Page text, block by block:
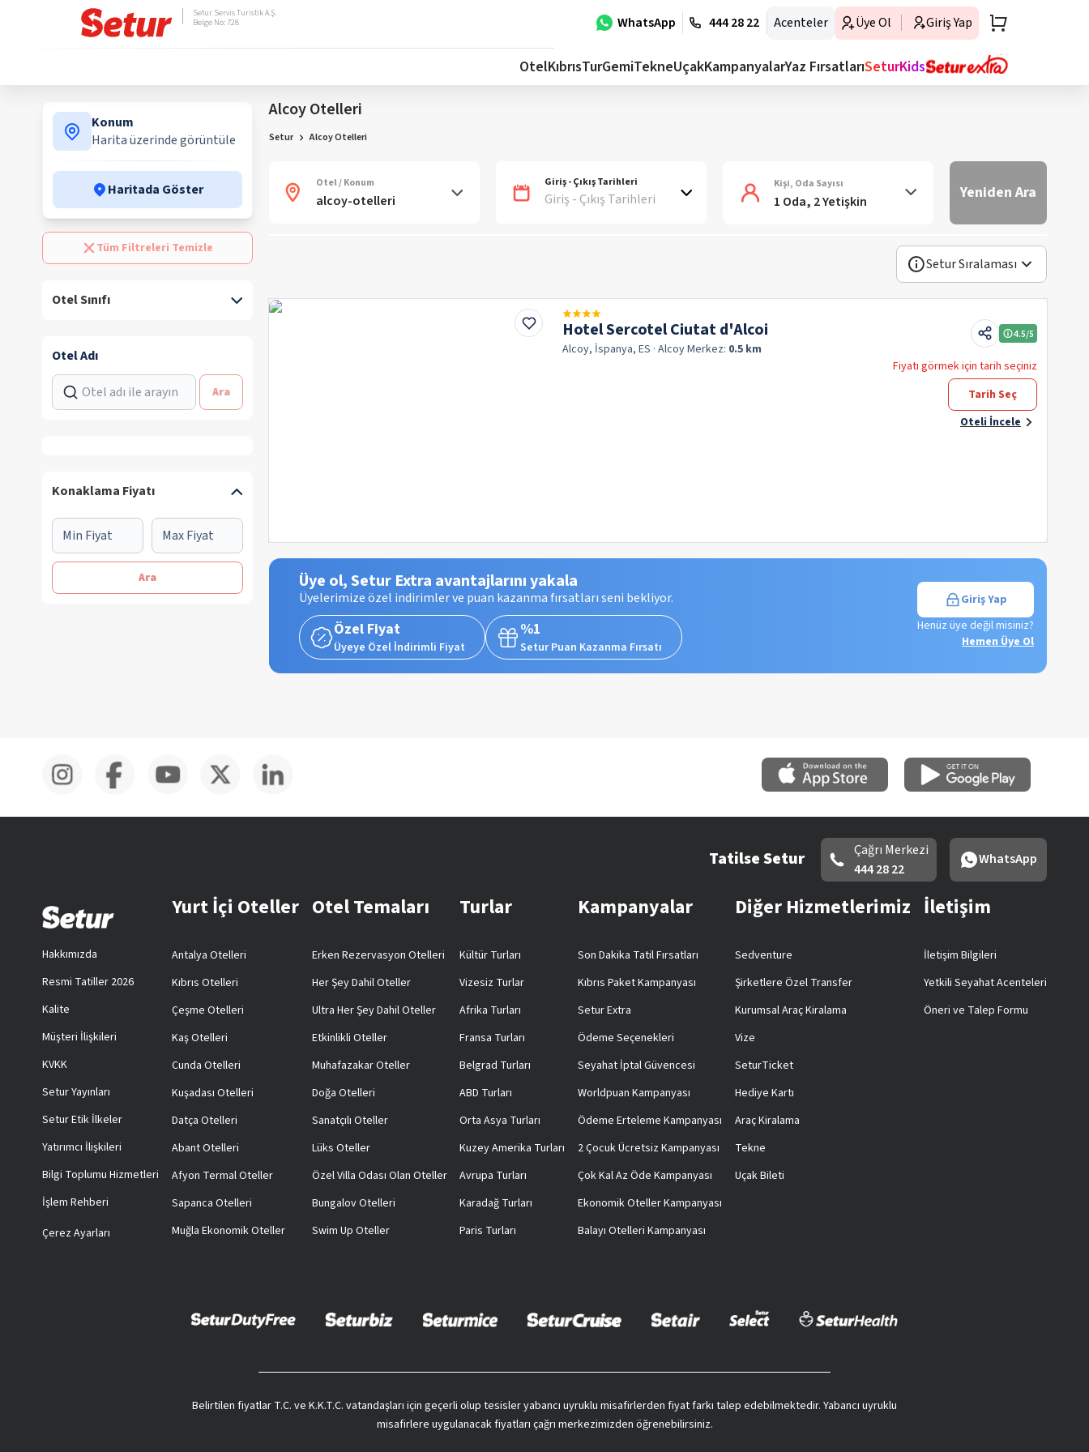
WhatsApp 444 28 22 Acenteler Üye Ol Giriş Yap
Setur Servis Turistik A.Ş.
Belge No: 728
OtelKıbrısTurGemiTekneUçakKampanyalarYaz FırsatlarıSeturKids
Konum
Harita üzerinde görüntüle
Haritada Göster
Tüm Filtreleri Temizle
Otel Sınıfı
Otel Adı
Ara
Konaklama Fiyatı
Ara
Alcoy Otelleri
Setur Alcoy Otelleri
Otel / Konum Giriş - Çıkış Tarihleri
Giriş - Çıkış Tarihleri
Kişi, Oda Sayısı
1 Oda, 2 Yetişkin Yeniden Ara
Setur Sıralaması
Hotel Sercotel Ciutat d'Alcoi
Alcoy, İspanya, ES · AlcoyMerkez: 0.5 km
4.5/5
Fiyatı görmek için tarih seçiniz
Tarih Seç
Oteli İncele
Üye ol, Setur Extra avantajlarını yakala
Üyelerimize özel indirimler ve puan kazanma fırsatları seni bekliyor.
Özel Fiyat
Üyeye Özel İndirimli Fiyat
%1
Setur Puan Kazanma Fırsatı
Giriş Yap
Henüz üye değil misiniz?
Hemen Üye Ol
Tatilse Setur
Çağrı Merkezi
444 28 22
WhatsApp
Hakkımızda
Resmi Tatiller 2026
Kalite
Müşteri İlişkileri
KVKK
Setur Yayınları
Setur Etik İlkeler
Yatırımcı İlişkileri
Bilgi Toplumu Hizmetleri
İşlem Rehberi
Çerez Ayarları
Yurt İçi Oteller
Antalya Otelleri
Kıbrıs Otelleri
Çeşme Otelleri
Kaş Otelleri
Cunda Otelleri
Kuşadası Otelleri
Datça Otelleri
Abant Otelleri
Afyon Termal Oteller
Sapanca Otelleri
Muğla Ekonomik Oteller
Otel Temaları
Erken Rezervasyon Otelleri
Her Şey Dahil Oteller
Ultra Her Şey Dahil Oteller
Etkinlikli Oteller
Muhafazakar Oteller
Doğa Otelleri
Sanatçılı Oteller
Lüks Oteller
Özel Villa Odası Olan Oteller
Bungalov Otelleri
Swim Up Oteller
Turlar
Kültür Turları
Vizesiz Turlar
Afrika Turları
Fransa Turları
Belgrad Turları
ABD Turları
Orta Asya Turları
Kuzey Amerika Turları
Avrupa Turları
Karadağ Turları
Paris Turları
Kampanyalar
Son Dakika Tatil Fırsatları
Kıbrıs Paket Kampanyası
Setur Extra
Ödeme Seçenekleri
Seyahat İptal Güvencesi
Worldpuan Kampanyası
Ödeme Erteleme Kampanyası
2 Çocuk Ücretsiz Kampanyası
Çok Kal Az Öde Kampanyası
Ekonomik Oteller Kampanyası
Balayı Otelleri Kampanyası
Diğer Hizmetlerimiz
Sedventure
Şirketlere Özel Transfer
Kurumsal Araç Kiralama
Vize
SeturTicket
Hediye Kartı
Araç Kiralama
Tekne
Uçak Bileti
İletişim
İletişim Bilgileri
Yetkili Seyahat Acenteleri
Öneri ve Talep Formu
Belirtilen fiyatlar T.C. ve K.K.T.C. vatandaşları için geçerli olup tesisler yabancı uyruklu misafirlerden fiyat farkı talep edebilmektedir. Yabancı uyruklu
misafirlere uygulanacak fiyatları çağrı merkezimizden öğrenebilirsiniz.